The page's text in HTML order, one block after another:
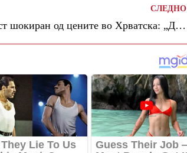
СЛЕДНО
Турист шокиран од цените во Хрватска: „Дубровник би го засенил и Цирих“